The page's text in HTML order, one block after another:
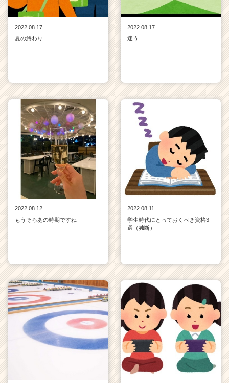
2022.08.17
夏の終わり
2022.08.17
迷う
2022.08.12
もうそろあの時期ですね
2022.08.11
学生時代にとっておくべき資格3
選（独断）